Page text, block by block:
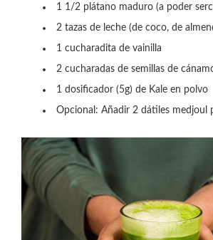
1 1/2 plátano maduro (a poder
2 tazas de leche (de coco, de
1 cucharadita de vainilla
2 cucharadas de semillas de
1 dosificador (5g) de Kale en polvo
Opcional: Añadir 2 dátiles medjoul